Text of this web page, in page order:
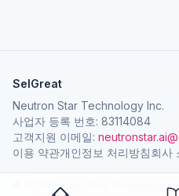
SelGreat
Neutron Star Technology Inc.
사업자 등록 번호: 83114084
고객지원 이메일:
이용 약관개인정보 처리방침회사
© 2026 Neutron Star Technology